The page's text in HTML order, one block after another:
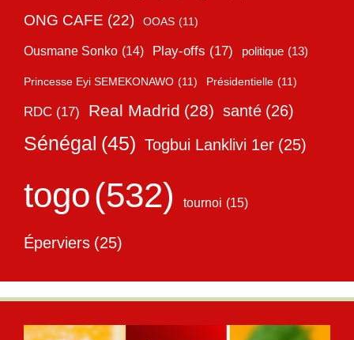
ONG CAFE (22) OOAS (11)
Ousmane Sonko (14) Play-offs (17) politique (13)
Princesse Eyi SEMEKONAWO (11) Présidentielle (11)
RDC (17) Real Madrid (28) santé (26)
Sénégal (45) Togbui Lanklivi 1er (25)
togo(532) tournoi (15)
Éperviers (25)